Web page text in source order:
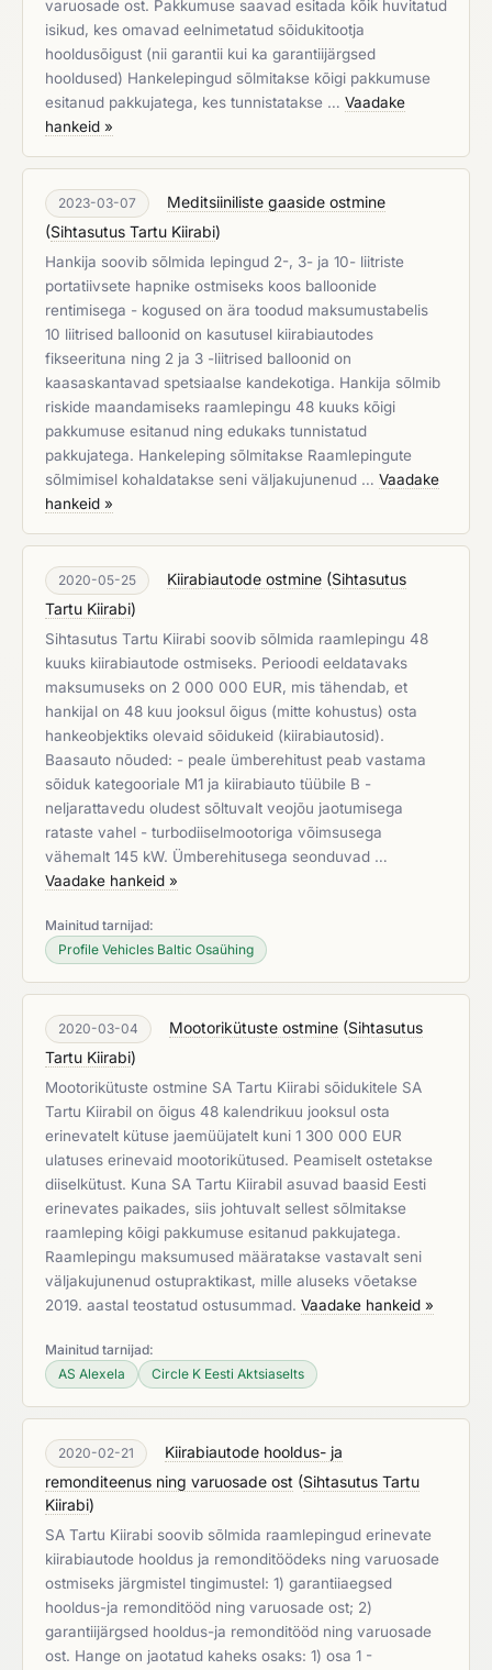
varuosade ost. Pakkumuse saavad esitada kõik huvitatud
isikud, kes omavad eelnimetatud sõidukitootja
hooldusõigust (nii garantii kui ka garantiijärgsed
hooldused) Hankelepingud sõlmitakse kõigi pakkumuse
esitanud pakkujatega, kes tunnistatakse … Vaadake
hankeid »
2023-03-07
Meditsiiniliste gaaside ostmine
(Sihtasutus Tartu Kiirabi)
Hankija soovib sõlmida lepingud 2-, 3- ja 10- liitriste
portatiivsete hapnike ostmiseks koos balloonide
rentimisega - kogused on ära toodud maksumustabelis
10 liitrised balloonid on kasutusel kiirabiautodes
fikseerituna ning 2 ja 3 -liitrised balloonid on
kaasaskantavad spetsiaalse kandekotiga. Hankija sõlmib
riskide maandamiseks raamlepingu 48 kuuks kõigi
pakkumuse esitanud ning edukaks tunnistatud
pakkujatega. Hankeleping sõlmitakse Raamlepingute
sõlmimisel kohaldatakse seni väljakujunenud … Vaadake
hankeid »
2020-05-25 Kiirabiautode ostmine (Sihtasutus
Tartu Kiirabi)
Sihtasutus Tartu Kiirabi soovib sõlmida raamlepingu 48
kuuks kiirabiautode ostmiseks. Perioodi eeldatavaks
maksumuseks on 2 000 000 EUR, mis tähendab, et
hankijal on 48 kuu jooksul õigus (mitte kohustus) osta
hankeobjektiks olevaid sõidukeid (kiirabiautosid).
Baasauto nõuded: - peale ümberehitust peab vastama
sõiduk kategooriale M1 ja kiirabiauto tüübile B -
neljarattavedu oludest sõltuvalt veojõu jaotumisega
rataste vahel - turbodiiselmootoriga võimsusega
vähemalt 145 kW. Ümberehitusega seonduvad …
Vaadake hankeid »
Mainitud tarnijad:
Profile Vehicles Baltic Osaühing
2020-03-04 Mootorikütuste ostmine (Sihtasutus
Tartu Kiirabi)
Mootorikütuste ostmine SA Tartu Kiirabi sõidukitele SA
Tartu Kiirabil on õigus 48 kalendrikuu jooksul osta
erinevatelt kütuse jaemüüjatelt kuni 1 300 000 EUR
ulatuses erinevaid mootorikütused. Peamiselt ostetakse
diiselkütust. Kuna SA Tartu Kiirabil asuvad baasid Eesti
erinevates paikades, siis johtuvalt sellest sõlmitakse
raamleping kõigi pakkumuse esitanud pakkujatega.
Raamlepingu maksumused määratakse vastavalt seni
väljakujunenud ostupraktikast, mille aluseks võetakse
2019. aastal teostatud ostusummad. Vaadake hankeid »
Mainitud tarnijad:
AS Alexela
Circle K Eesti Aktsiaselts
2020-02-21
Kiirabiautode hooldus- ja
remonditeenus ning varuosade ost (Sihtasutus Tartu
Kiirabi)
SA Tartu Kiirabi soovib sõlmida raamlepingud erinevate
kiirabiautode hooldus ja remonditöödeks ning varuosade
ostmiseks järgmistel tingimustel: 1) garantiiaegsed
hooldus-ja remonditööd ning varuosade ost; 2)
garantiijärgsed hooldus-ja remonditööd ning varuosade
ost. Hange on jaotatud kaheks osaks: 1) osa 1 -